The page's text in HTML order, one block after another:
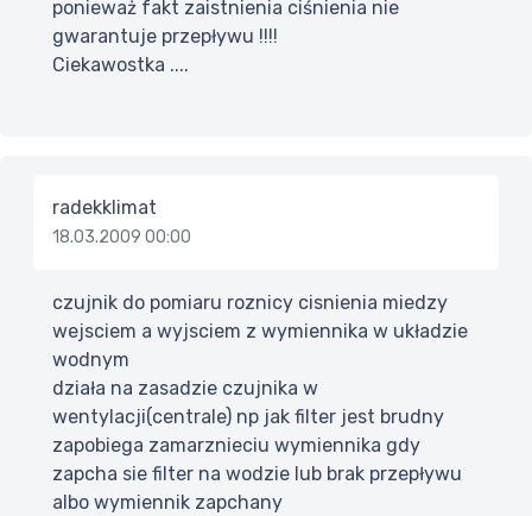
ponieważ fakt zaistnienia ciśnienia nie
gwarantuje przepływu !!!!
Ciekawostka ....
radekklimat
18.03.2009 00:00
czujnik do pomiaru roznicy cisnienia miedzy
wejsciem a wyjsciem z wymiennika w układzie
wodnym
działa na zasadzie czujnika w
wentylacji(centrale) np jak filter jest brudny
zapobiega zamarznieciu wymiennika gdy
zapcha sie filter na wodzie lub brak przepływu
albo wymiennik zapchany